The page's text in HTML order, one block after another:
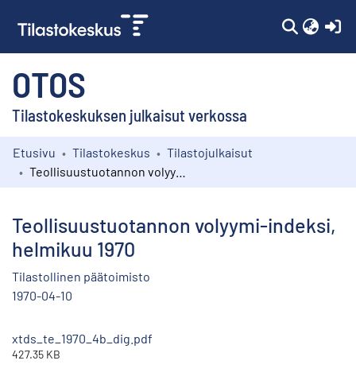
OTOS
Tilastokeskuksen julkaisut verkossa
Kokoelmat
Etusivu Tilastokeskus
Tilastojulkaisut
Teollisuustuotannon volyymi-indeksi,
helmikuu 1970
Tilastollinen päätoimisto
1970-04-10
xtds_te_1970_4b_dig.pdf
427.35 KB